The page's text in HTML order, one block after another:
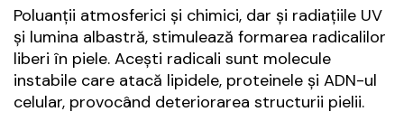
Poluanții atmosferici și chimici, dar și radiațiile UV
și lumina albastră, stimulează formarea radicalilor
liberi în piele. Acești radicali sunt molecule
instabile care atacă lipidele, proteinele și ADN-ul
celular, provocând deteriorarea structurii pielii.